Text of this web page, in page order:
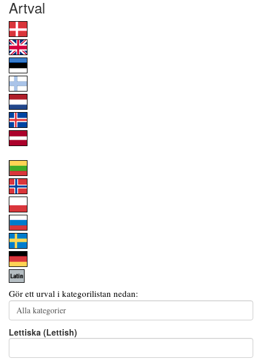
Artval
Gör ett urval i kategorilistan nedan:
Lettiska (Lettish)